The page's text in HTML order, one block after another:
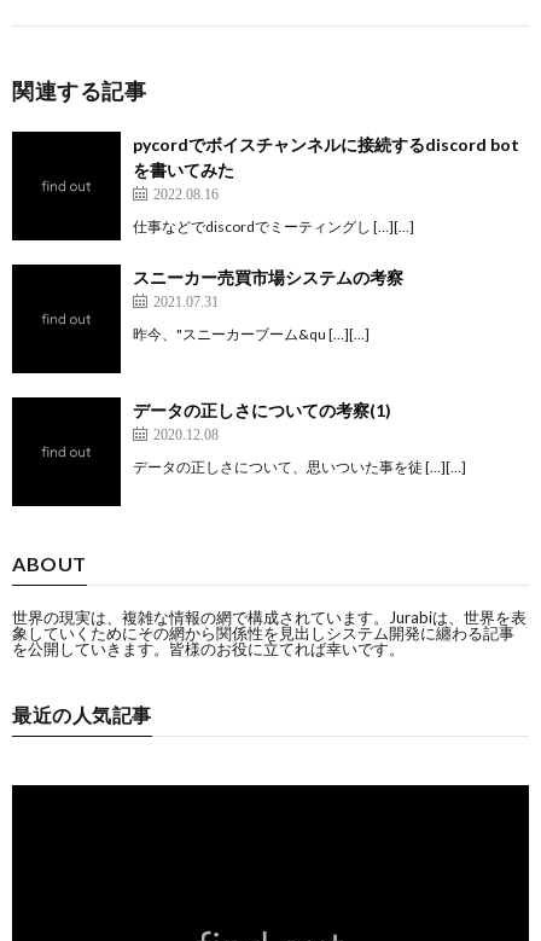
関連する記事
pycordでボイスチャンネルに接続するdiscord bot
を書いてみた
2022.08.16
仕事などでdiscordでミーティングし […][…]
スニーカー売買市場システムの考察
2021.07.31
昨今、"スニーカーブーム&qu […][…]
データの正しさについての考察(1)
2020.12.08
データの正しさについて、思いついた事を徒 […][…]
ABOUT
世界の現実は、複雑な情報の網で構成されています。Jurabiは、世界を表
象していくためにその網から関係性を見出しシステム開発に纏わる記事
を公開していきます。皆様のお役に立てれば幸いです。
最近の人気記事